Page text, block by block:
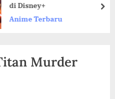
Terbaru
Murder